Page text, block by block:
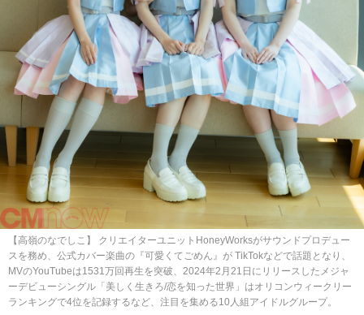
【高嶺のなでしこ】 クリエイターユニットHoneyWorksがサウンドプロデュー
スを務め、公式カバー楽曲の『可愛くてごめん』が TikTokなどで話題となり、
MVのYouTubeは1531万回再生を突破、2024年2月21日にリリースしたメジャ
ーデビューシングル「美しく生きろ/恋を知った世界」はオリコンウィークリー
ランキングで4位を記録するなど、注目を集める10人組アイドルグループ。